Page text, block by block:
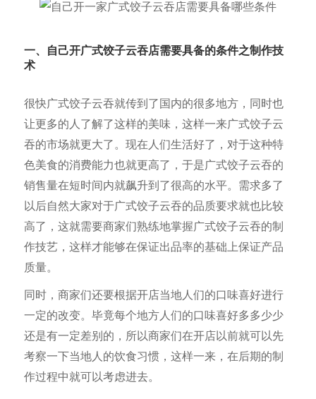
一、自己开广式饺子云吞店需要具备的条件之制作技
术
很快广式饺子云吞就传到了国内的很多地方，同时也
让更多的人了解了这样的美味，这样一来广式饺子云
吞的市场就更大了。现在人们生活好了，对于这种特
色美食的消费能力也就更高了，于是广式饺子云吞的
销售量在短时间内就飙升到了很高的水平。需求多了
以后自然大家对于广式饺子云吞的品质要求就也比较
高了，这就需要商家们熟练地掌握广式饺子云吞的制
作技艺，这样才能够在保证出品率的基础上保证产品
质量。
同时，商家们还要根据开店当地人们的口味喜好进行
一定的改变。毕竟每个地方人们的口味喜好多多少少
还是有一定差别的，所以商家们在开店以前就可以先
考察一下当地人的饮食习惯，这样一来，在后期的制
作过程中就可以考虑进去。